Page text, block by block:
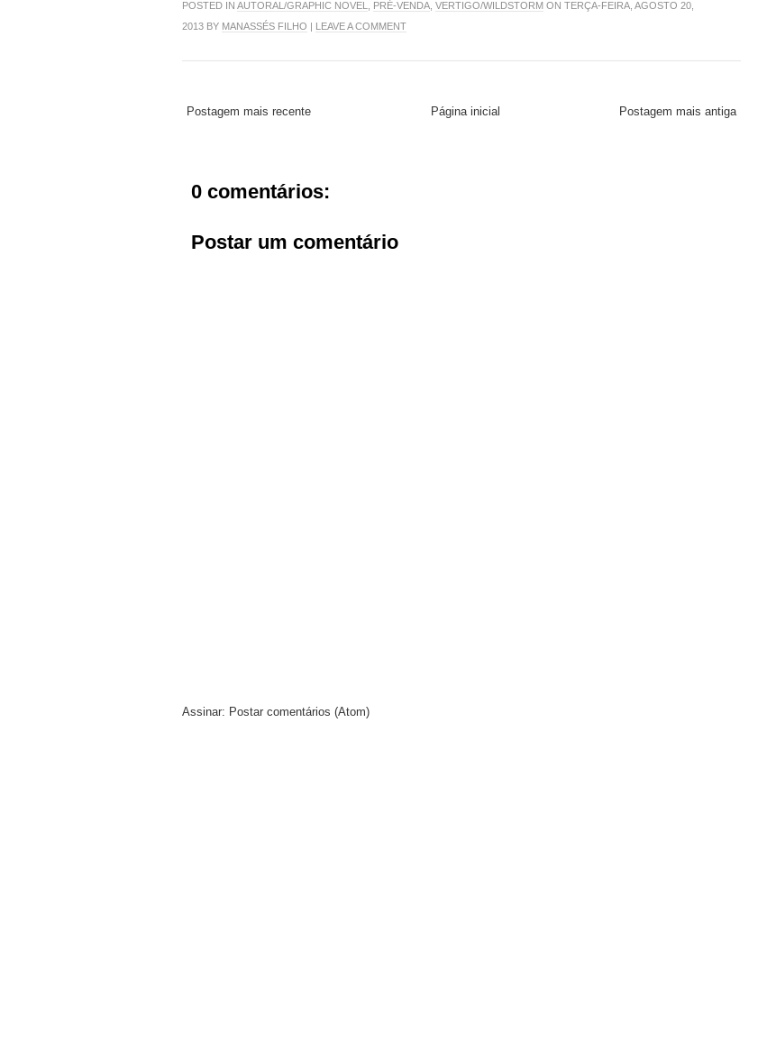
POSTED IN AUTORAL/GRAPHIC NOVEL PRÉ-VENDA VERTIGO/WILDSTORM ON TERÇA-FEIRA, AGOSTO 20,
2013 BY MANASSÉS FILHO | LEAVE A COMMENT
Postagem mais recente Postagem mais antiga
Página inicial
0 comentários:
Postar um comentário
Assinar: Postar comentários (Atom)